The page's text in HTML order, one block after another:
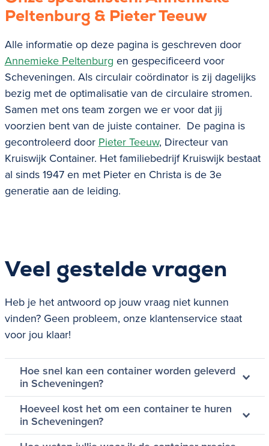
Peltenburg & Pieter Teeuw
Alle informatie op deze pagina is geschreven door
Annemieke Peltenburg en gespecificeerd voor
Scheveningen. Als circulair coördinator is zij dagelijks
bezig met de optimalisatie van de circulaire stromen.
Samen met ons team zorgen we er voor dat jij
voorzien bent van de juiste container. De pagina is
gecontroleerd door Pieter Teeuw, Directeur van
Kruiswijk Container. Het familiebedrijf Kruiswijk bestaat
al sinds 1947 en met Pieter en Christa is de 3e
generatie aan de leiding.
Veel gestelde vragen
Heb je het antwoord op jouw vraag niet kunnen
vinden? Geen probleem, onze klantenservice staat
voor jou klaar!
Hoe snel kan een container worden geleverd
in Scheveningen?
Hoeveel kost het om een container te huren
in Scheveningen?